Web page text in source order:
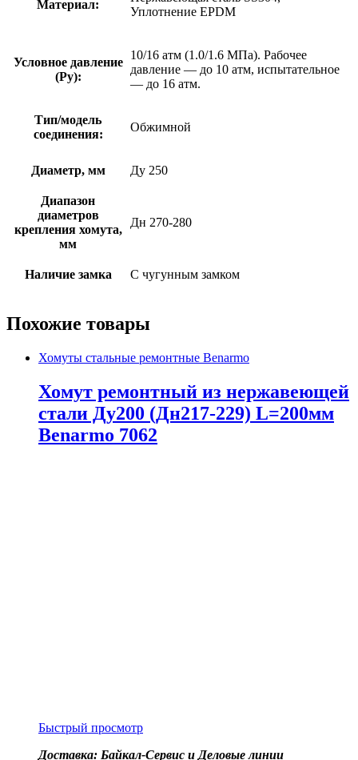
Материал:
Уплотнение EPDM
Условное давление
(Ру):
10/16 атм (1.0/1.6 МПа). Рабочее
давление — до 10 атм, испытательное
— до 16 атм.
Тип/модель
соединения:
Обжимной
Диаметр, мм Ду 250
Диапазон
диаметров
крепления хомута,
мм
Дн 270-280
Наличие замка С чугунным замком
Похожие товары
Хомуты стальные ремонтные Benarmo
Хомут ремонтный из нержавеющей
стали Ду200 (Дн217-229) L=200мм
Benarmo 7062
Быстрый просмотр
Доставка: Байкал-Сервис и Деловые линии